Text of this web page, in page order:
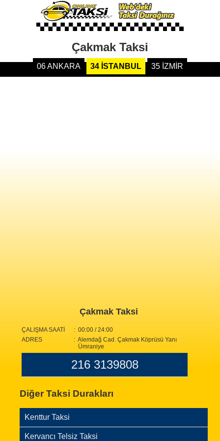
Çakmak Taksi
06 ANKARA 34 İSTANBUL 35 İZMİR
Çakmak Taksi
ÇALIŞMA SAATİ
: 00:00 / 24:00
ADRES
: Alemdağ Cad. Çakmak Köprüsü Yanı
Ümraniye
216 3139808
Diğer Taksi Durakları
Kenttur Taksi
Kervancı Telsiz Taksi